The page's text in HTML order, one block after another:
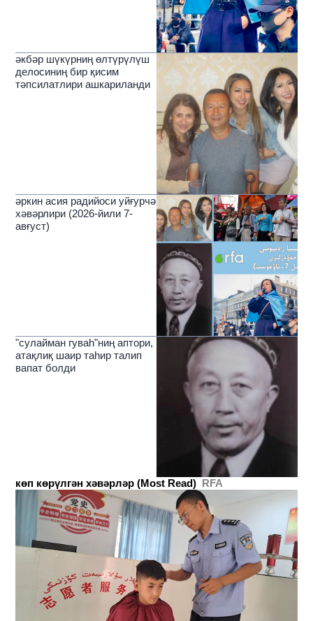
әкбәр шүкүрниң өлтүрүлүш
делосиниң бир қисим
тәпсилатлири ашкариланди
әркин асия радийоси уйғурчә
хәвәрлири (2026-йили 7-
авғуст)
"сулайман гуваһ"ниң аптори,
атақлиқ шаир таһир талип
вапат болди
көп көрүлгән хәвәрләр (Most Read) RFA